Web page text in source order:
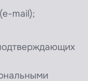
mail);